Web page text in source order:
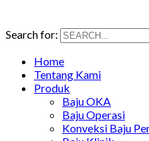
Search for:
Home
Tentang Kami
Produk
Baju OKA
Baju Operasi
Konveksi Baju